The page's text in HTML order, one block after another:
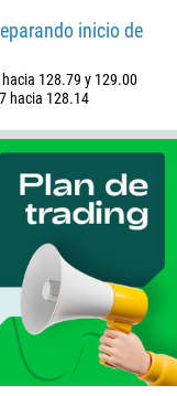
inicio de
128.79 y 129.00
hacia 128.14